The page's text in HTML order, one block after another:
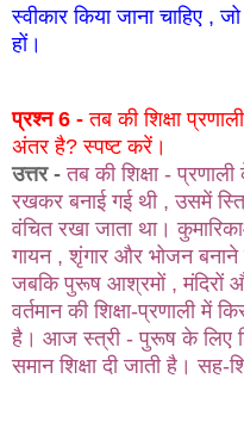
स्वीकार किया जाना चाहिए ,
हों।
प्रश्न 6 - तब की शिक्षा
अंतर है? स्पष्ट करें।
उत्तर - तब की शिक्षा -
रखकर बनाई गई थी , उसमें
वंचित रखा जाता था।
गायन , शृंगार और भोजन
जबकि पुरूष आश्रमों , मंदिरों
वर्तमान की शिक्षा-प्रणाली में
है। आज स्त्री - पुरूष के लिए
समान शिक्षा दी जाती है। सह-